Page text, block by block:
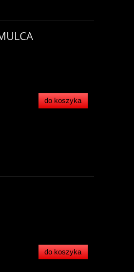
do koszyka
do koszyka